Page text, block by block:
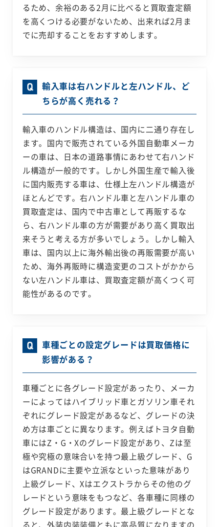
るため、余裕のある2月に比べると買取査定額
を高くつける必要がないため、出来れば2月ま
でに売却することをおすすめします。
輸入車は右ハンドルと左ハンドル、ど
ちらが高く売れる？
輸入車のハンドル構造は、国内に二通り存在し
ます。国内で販売されている外国自動車メーカ
ーの車は、日本の道路事情にあわせて右ハンド
ル構造が一般的です。しかし外国生産で輸入後
に国内販売する車は、仕様上左ハンドル構造が
ほとんどです。右ハンドル車と左ハンドル車の
買取査定は、国内で中古車として再販するな
ら、右ハンドル車の方が需要があり高く買取出
来そうと考える方が多いでしょう。しかし輸入
車は、国内以上に海外輸出後の再販需要が高い
ため、海外再販時に構造変更のコストがかから
ない左ハンドル車は、買取査定額が高くつく可
能性があるのです。
車種ごとの設定グレードは買取価格に
影響がある？
車種ごとに各グレード設定があったり、メーカ
ーによってはハイブリッド車とガソリン車それ
ぞれにグレード設定があるなど、グレードの決
め方は車ごとに異なります。例えばトヨタ自動
車にはZ・G・Xのグレード設定があり、Zは至
極や究極の意味合いを持つ最上級グレード、G
はGRANDに主要や立派なといった意味があり
上級グレード、Xはエクストラからその他のグ
レードという意味をもつなど、各車種に同様の
グレード設定があります。最上級グレードとな